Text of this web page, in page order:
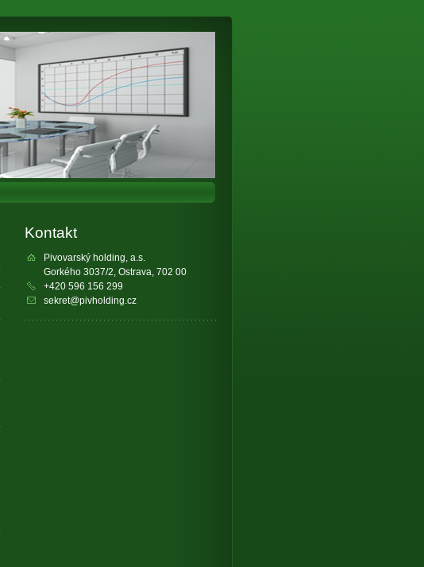
Kontakt
Pivovarský holding, a.s.
Gorkého 3037/2, Ostrava, 702 00
+420 596 156 299
sekret@pivholding.cz